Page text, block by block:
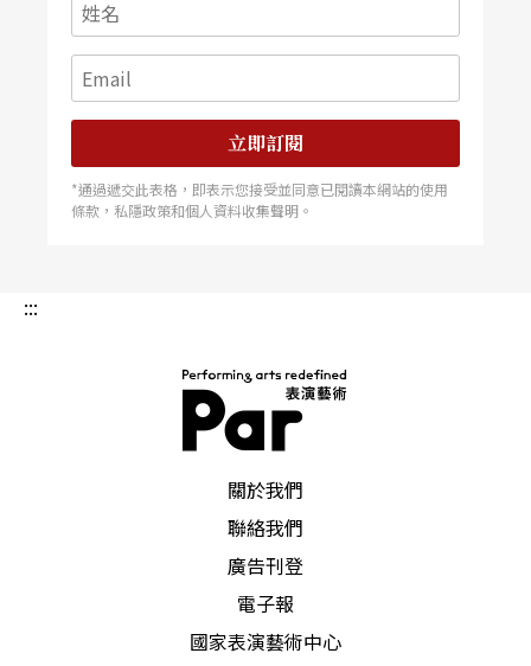
立即訂閱
*通過遞交此表格，即表示您接受並同意已閱讀本網站的使用
條款，私隱政策和個人資料收集聲明。
:::
關於我們
聯絡我們
廣告刊登
電子報
國家表演藝術中心